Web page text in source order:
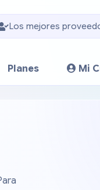
Los mejores
Planes Mi